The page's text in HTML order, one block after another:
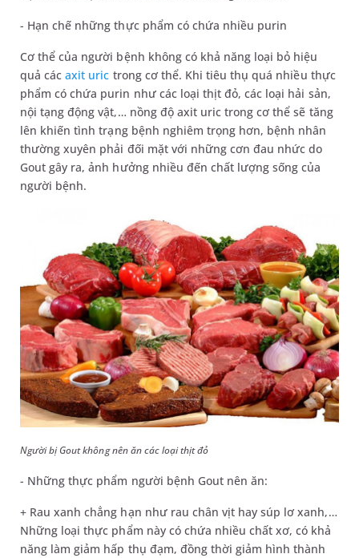
- Hạn chế những thực phẩm có chứa nhiều purin
Cơ thể của người bệnh không có khả năng loại bỏ hiệu
quả cácaxit uric trong cơ thể. Khi tiêu thụ quá nhiều thực
phẩm có chứa purin như các loại thịt đỏ, các loại hải sản,
nội tạng động vật,… nồng độ axit uric trong cơ thể sẽ tăng
lên khiến tình trạng bệnh nghiêm trọng hơn, bệnh nhân
thường xuyên phải đối mặt với những cơn đau nhức do
Gout gây ra, ảnh hưởng nhiều đến chất lượng sống của
người bệnh.
Người bị Gout không nên ăn các loại thịt đỏ
- Những thực phẩm người bệnh Gout nên ăn:
+ Rau xanh chẳng hạn như rau chân vịt hay súp lơ xanh,…
Những loại thực phẩm này có chứa nhiều chất xơ, có khả
năng làm giảm hấp thụ đạm, đồng thời giảm hình thành